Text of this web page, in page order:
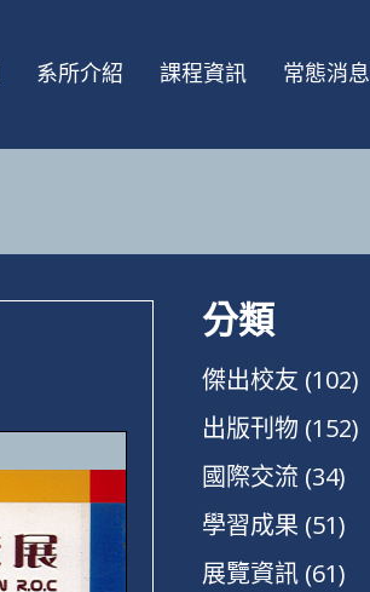
系所介紹 課程資訊 常態消息
分類
傑出校友 (102)
出版刊物 (152)
國際交流 (34)
學習成果 (51)
展覽資訊 (61)